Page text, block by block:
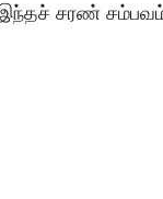
இந்தச் சரண்